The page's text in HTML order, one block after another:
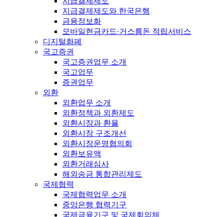
지급결제제도와 한국은행
금융정보화
모바일현금카드·거스름돈 적립서비스
디지털화폐
국고증권
국고증권업무 소개
국고업무
증권업무
외환
외환업무 소개
외환정책과 외환제도
외환시장과 환율
외환시장 구조개선
외환시장운영협의회
외환보유액
외환거래심사
해외송금 통합관리제도
국제협력
국제협력업무 소개
중앙은행 협력기구
국제금융기구 및 국제회의체